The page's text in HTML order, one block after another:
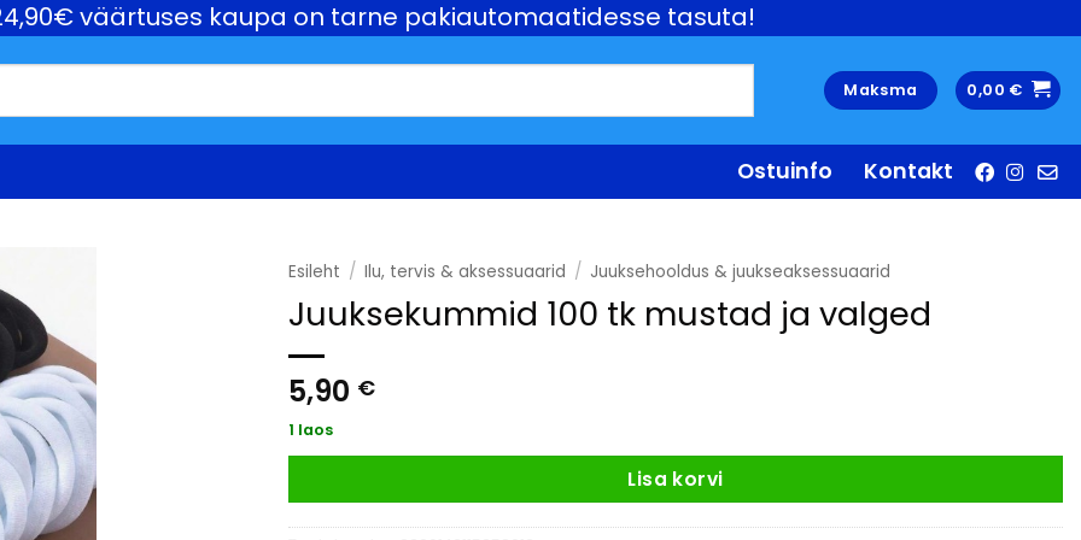
väärtuses kaupa on tarne pakiautomaatidesse tasuta!
Maksma 0,00 €
Ostuinfo Kontakt
Esileht / Ilu, tervis & aksessuaarid / Juuksehooldus & juukseaksessuaarid
Juuksekummid 100 tk mustad ja valged
5,90 €
1 laos
Lisa korvi